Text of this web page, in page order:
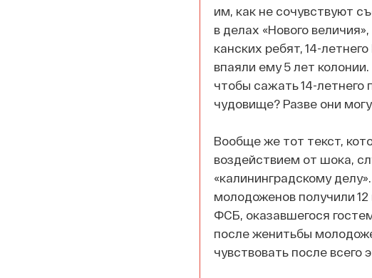
им, как не сочувствуют
в делах «Нового
канских ребят, 14-
впаяли ему 5 лет
чтобы сажать 14-летнего
чудовище? Разве они
Вообще же тот текст,
воздействием от шока,
«калининградскому
молодоженов получили
ФСБ, оказавшегося
после женитьбы
чувствовать после